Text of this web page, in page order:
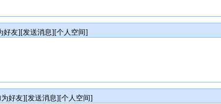
好友][发送消息][个人空间]
好友][发送消息][个人空间]